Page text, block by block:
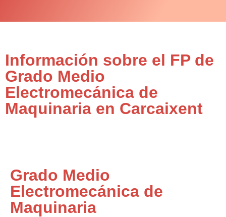
Información sobre el FP de
Grado Medio
Electromecánica de
Maquinaria en Carcaixent
Grado Medio
Electromecánica de
Maquinaria